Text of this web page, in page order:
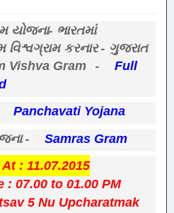
યોજના- ભારતમાં
કરનાર - ગુજરાત
Vishva Gram -
Full
Panchavati Yojana
-
Samras Gram
: 11.07.2015
: 07.00 to 01.00 PM
5 Nu Upcharatmak